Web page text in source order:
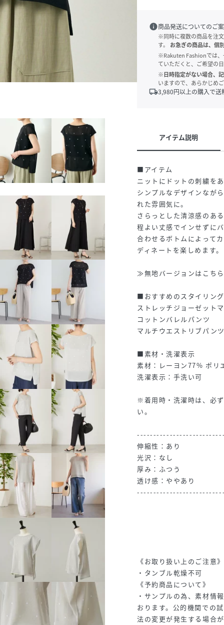
info商品発送についてのご
※同時に複数の商品を注
す。
お急ぎの商品は、個
※Rakuten Fashionでは、
ていただくと、ご希望の
※日時指定がない場合、
いますので、あらかじめ
local_shipping3,980円以上の購入で送
アイテム説明
■アイテム
ニットにドットの刺繍を
シンプルなデザインなが
れた雰囲気に。
さらっとした清涼感のあ
程よい丈感でインせずに
合わせるボトムによって
ディネートを楽しめます。
≫無地バージョンはこちら
■おすすめのスタイリン
ストレッチジョーゼット
コットンバレルパンツ
マルチウエストリブパン
■素材・洗濯表示
素材：レーヨン77% ポリ
洗濯表示：手洗い可
※着用時・洗濯時は、必
い。
伸縮性：あり
光沢：なし
厚み：ふつう
透け感：ややあり
《お取り扱い上のご注意》
・タンブル乾燥不可
《予約商品について》
・サンプルの為、素材情
おります。公的機関での
法の変更が発生する場合